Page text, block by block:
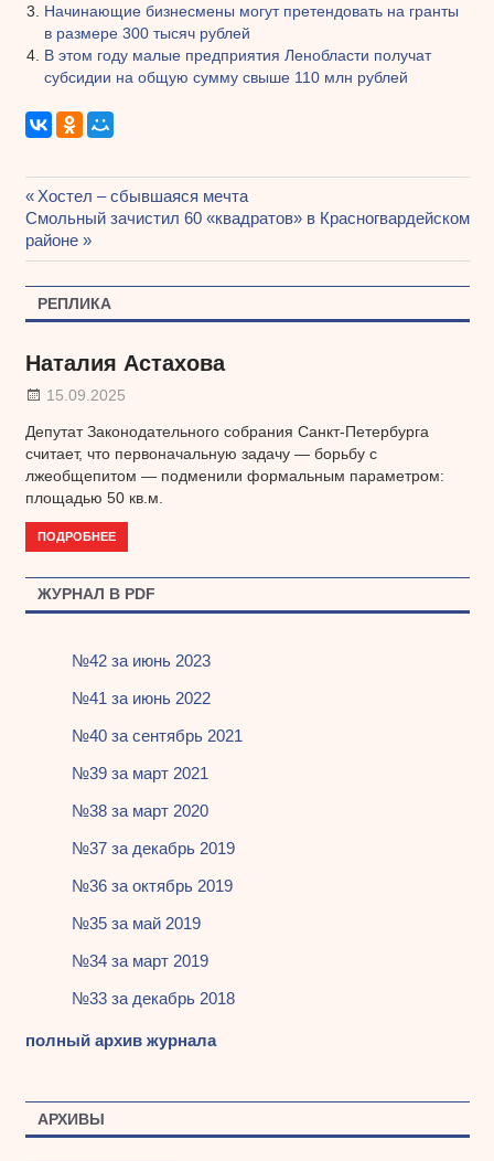
Начинающие бизнесмены могут претендовать на гранты
в размере 300 тысяч рублей
В этом году малые предприятия Ленобласти получат
субсидии на общую сумму свыше 110 млн рублей
Навигация
по
записям
Предыдущая
запись:
Хостел – сбывшаяся мечта
Следующая
запись:
Смольный зачистил 60 «квадратов» в Красногвардейском
районе
РЕПЛИКА
Наталия Астахова
15.09.2025
Депутат Законодательного собрания Санкт-Петербурга
считает, что первоначальную задачу — борьбу с
лжеобщепитом — подменили формальным параметром:
площадью 50 кв.м.
ПОДРОБНЕЕ
ЖУРНАЛ В PDF
№42 за июнь 2023
№41 за июнь 2022
№40 за сентябрь 2021
№39 за март 2021
№38 за март 2020
№37 за декабрь 2019
№36 за октябрь 2019
№35 за май 2019
№34 за март 2019
№33 за декабрь 2018
полный архив журнала
АРХИВЫ